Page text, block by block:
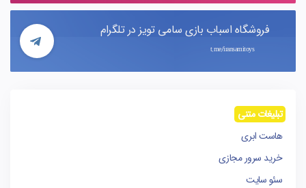
فروشگاه اسباب بازی سامی تویز در تلگرام
t.me/iransamitoys
تبلیغات متنی
هاست ابری
خرید سرور مجازی
سئو سایت